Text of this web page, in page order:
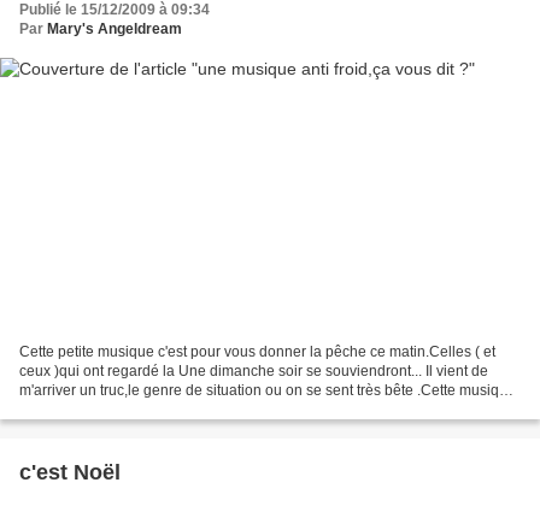
Publié le 15/12/2009 à 09:34
Par Mary's Angeldream
Cette petite musique c'est pour vous donner la pêche ce matin.Celles ( et
ceux )qui ont regardé la Une dimanche soir se souviendront... Il vient de
m'arriver un truc,le genre de situation ou on se sent très bête .Cette musique
c'est Noël